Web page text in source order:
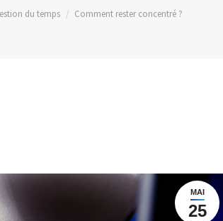
: du temps Comment rester concentré ?
MAI
25